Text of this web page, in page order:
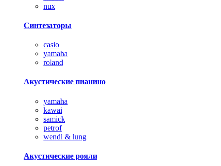
nux
Синтезаторы
casio
yamaha
roland
Акустические пианино
yamaha
kawai
samick
petrof
wendl & lung
Акустические рояли